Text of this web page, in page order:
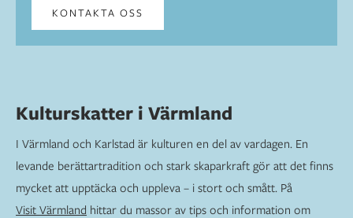
KONTAKTA OSS
Kulturskatter i Värmland
I Värmland och Karlstad är kulturen en del av vardagen. En
levande berättartradition och stark skaparkraft gör att det finns
mycket att upptäcka och uppleva – i stort och smått. På
Visit Värmland hittar du massor av tips och information om